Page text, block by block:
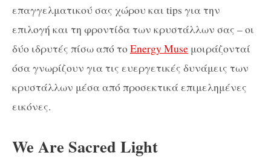
επαγγελματικού σας χώρου και tips για την
επιλογή και τη φροντίδα των κρυστάλλων σας – οι
δύο ιδρυτές πίσω από τοEnergy Muse μοιράζονταί
όσα γνωρίζουν για τις ευεργετικές δυνάμεις των
κρυστάλλων μέσα από προσεκτικά επιμελημένες
εικόνες.
We Are Sacred Light